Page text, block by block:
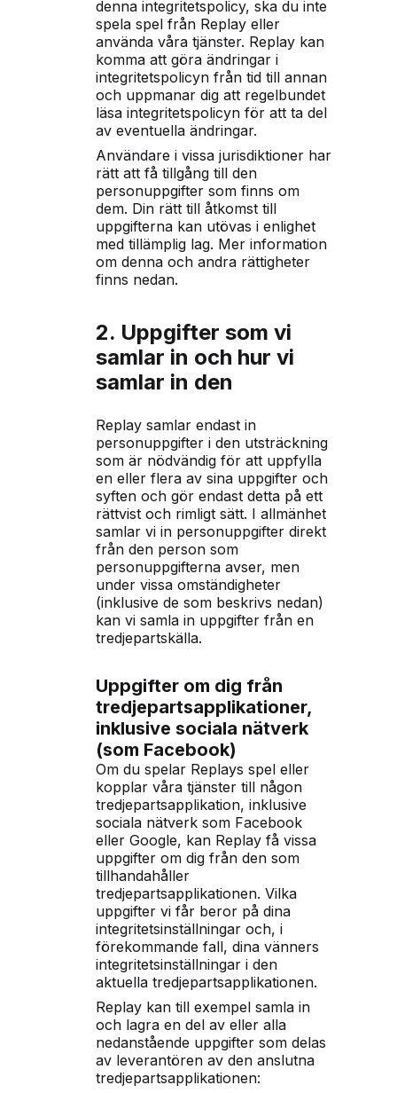
denna integritetspolicy, ska du inte
spela spel från Replay eller
använda våra tjänster. Replay kan
komma att göra ändringar i
integritetspolicyn från tid till annan
och uppmanar dig att regelbundet
läsa integritetspolicyn för att ta del
av eventuella ändringar.
Användare i vissa jurisdiktioner har
rätt att få tillgång till den
personuppgifter som finns om
dem. Din rätt till åtkomst till
uppgifterna kan utövas i enlighet
med tillämplig lag. Mer information
om denna och andra rättigheter
finns nedan.
2. Uppgifter som vi
samlar in och hur vi
samlar in den
Replay samlar endast in
personuppgifter i den utsträckning
som är nödvändig för att uppfylla
en eller flera av sina uppgifter och
syften och gör endast detta på ett
rättvist och rimligt sätt. I allmänhet
samlar vi in personuppgifter direkt
från den person som
personuppgifterna avser, men
under vissa omständigheter
(inklusive de som beskrivs nedan)
kan vi samla in uppgifter från en
tredjepartskälla.
Uppgifter om dig från
tredjepartsapplikationer,
inklusive sociala nätverk
(som Facebook)
Om du spelar Replays spel eller
kopplar våra tjänster till någon
tredjepartsapplikation, inklusive
sociala nätverk som Facebook
eller Google, kan Replay få vissa
uppgifter om dig från den som
tillhandahåller
tredjepartsapplikationen. Vilka
uppgifter vi får beror på dina
integritetsinställningar och, i
förekommande fall, dina vänners
integritetsinställningar i den
aktuella tredjepartsapplikationen.
Replay kan till exempel samla in
och lagra en del av eller alla
nedanstående uppgifter som delas
av leverantören av den anslutna
tredjepartsapplikationen: